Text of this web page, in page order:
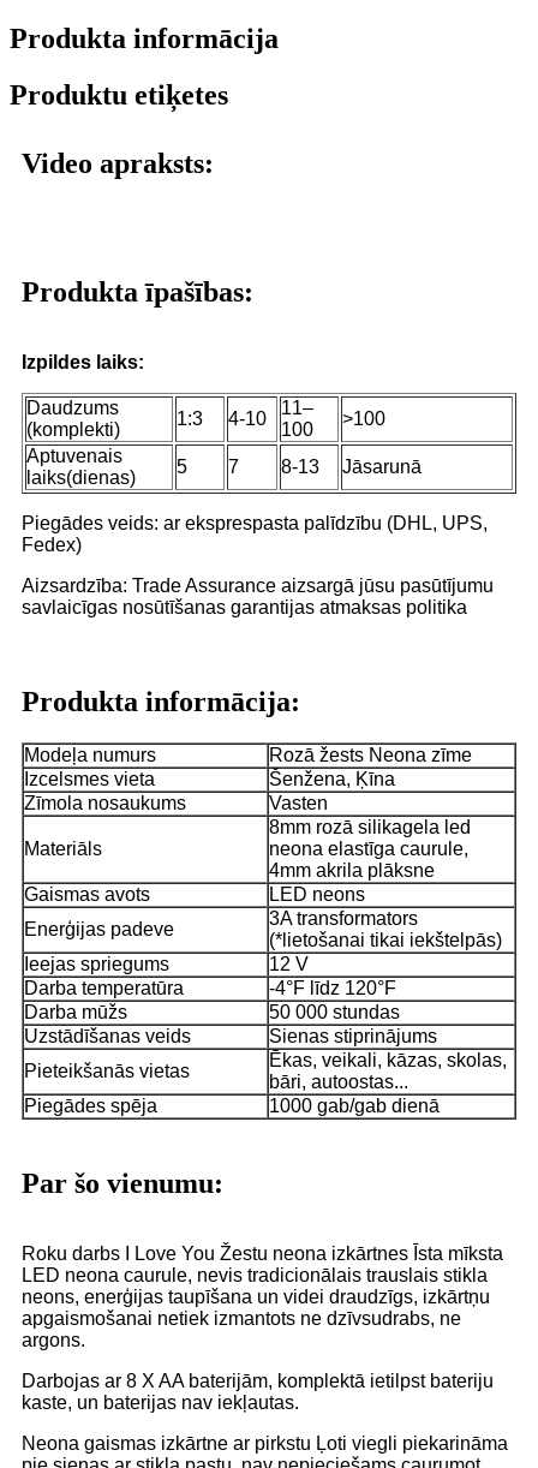
Produkta informācija
Produktu etiķetes
Video apraksts:
Produkta īpašības:
Izpildes laiks:
Daudzums
(komplekti)
1:3 4-10
11–
100
>100
Aptuvenais
laiks(dienas)
5 7 8-13 Jāsarunā
Piegādes veids: ar eksprespasta palīdzību (DHL, UPS,
Fedex)
Aizsardzība: Trade Assurance aizsargā jūsu pasūtījumu
savlaicīgas nosūtīšanas garantijas atmaksas politika
Produkta informācija:
Modeļa numurs
Rozā žests Neona zīme
Izcelsmes vieta
Šenžena, Ķīna
Zīmola nosaukums
Vasten
Materiāls
8mm rozā silikagela led
neona elastīga caurule,
4mm akrila plāksne
Gaismas avots
LED neons
Enerģijas padeve
3A transformators
(*lietošanai tikai iekštelpās)
Ieejas spriegums
12 V
Darba temperatūra
-4°F līdz 120°F
Darba mūžs
50 000 stundas
Uzstādīšanas veids
Sienas stiprinājums
Pieteikšanās vietas
Ēkas, veikali, kāzas, skolas,
bāri, autoostas...
Piegādes spēja
1000 gab/gab dienā
Par šo vienumu:
Roku darbs I Love You Žestu neona izkārtnes Īsta mīksta
LED neona caurule, nevis tradicionālais trauslais stikla
neons, enerģijas taupīšana un videi draudzīgs, izkārtņu
apgaismošanai netiek izmantots ne dzīvsudrabs, ne
argons.
Darbojas ar 8 X AA baterijām, komplektā ietilpst bateriju
kaste, un baterijas nav iekļautas.
Neona gaismas izkārtne ar pirkstu Ļoti viegli piekarināma